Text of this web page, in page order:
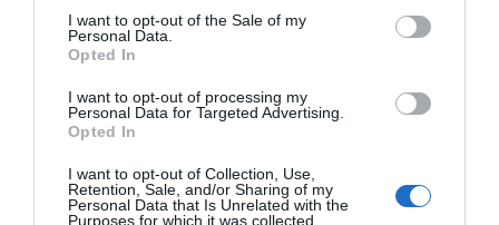
consent section.
I want to opt-out of the Sale of my
Personal Data.
Opted In
I want to opt-out of processing my
Personal Data for Targeted Advertising.
Opted In
I want to opt-out of Collection, Use,
Retention, Sale, and/or Sharing of my
Personal Data that Is Unrelated with the
Purposes for which it was collected.
1.547,52 € 1.595,88 €